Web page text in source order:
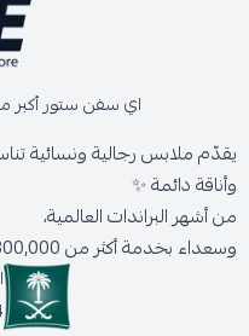
اي سفن ستور أكبر
يقدّم ملابس رجالية ونسائية
وأناقة دائمة ✨
من أشهر البراندات العالمية،
وسعداء بخدمة أكثر من 300,000 عميل حول المملكة.